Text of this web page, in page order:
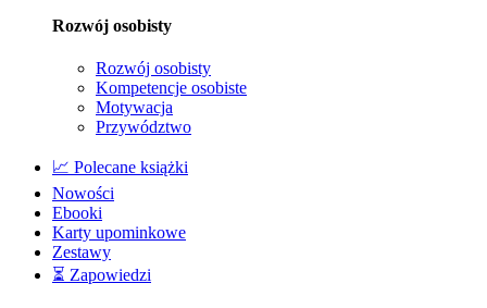
Rozwój osobisty
Rozwój osobisty
Kompetencje osobiste
Motywacja
Przywództwo
📈 Polecane książki
Nowości
Ebooki
Karty upominkowe
Zestawy
⏳ Zapowiedzi